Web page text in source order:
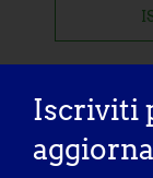
Iscriviti